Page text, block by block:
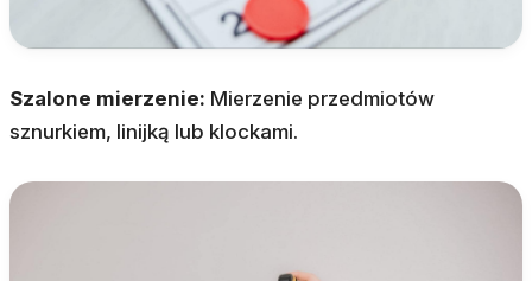
Szalone mierzenie: Mierzenie przedmiotów
sznurkiem, linijką lub klockami.